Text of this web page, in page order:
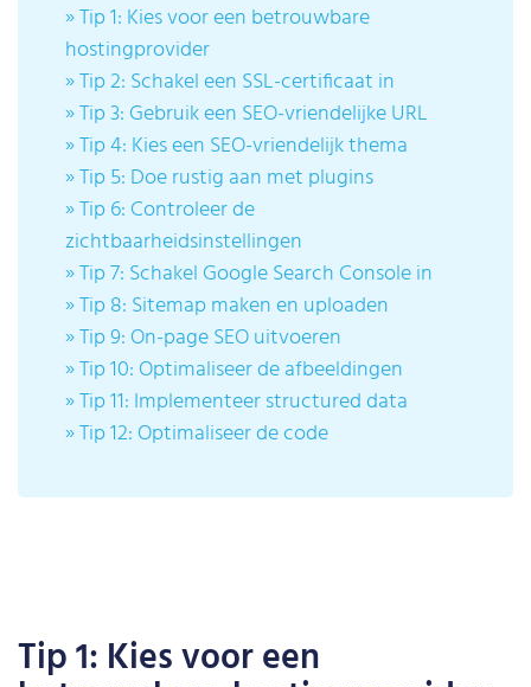
» Tip 1: Kies voor een betrouwbare
hostingprovider
» Tip 2: Schakel een SSL-certificaat in
» Tip 3: Gebruik een SEO-vriendelijke URL
» Tip 4: Kies een SEO-vriendelijk thema
» Tip 5: Doe rustig aan met plugins
» Tip 6: Controleer de
zichtbaarheidsinstellingen
» Tip 7: Schakel Google Search Console in
» Tip 8: Sitemap maken en uploaden
» Tip 9: On-page SEO uitvoeren
» Tip 10: Optimaliseer de afbeeldingen
» Tip 11: Implementeer structured data
» Tip 12: Optimaliseer de code
Tip 1: Kies voor een